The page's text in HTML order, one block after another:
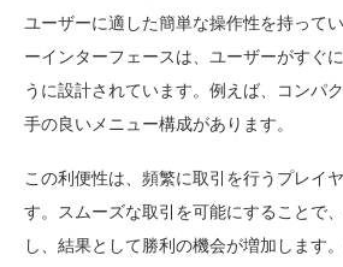
ユーザーに適した簡単な操作性を持って
ーインターフェースは、ユーザーがすぐ
うに設計されています。例えば、コンパ
手の良いメニュー構成があります。
この利便性は、頻繁に取引を行うプレイ
す。スムーズな取引を可能にすることで
し、結果として勝利の機会が増加します。